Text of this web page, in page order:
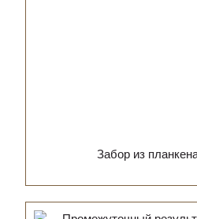
Забор из